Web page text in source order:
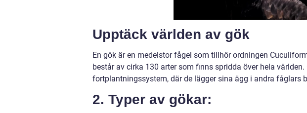
Upptäck världen av gök
En gök är en medelstor fågel som tillhör ordningen
består av cirka 130 arter som finns spridda över hela
fortplantningssystem, där de lägger sina ägg i andra fåglars
2. Typer av gökar: